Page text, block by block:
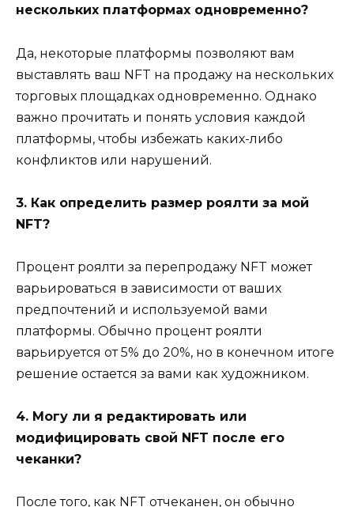
нескольких платформах одновременно?
Да, некоторые платформы позволяют вам
выставлять ваш NFT на продажу на нескольких
торговых площадках одновременно. Однако
важно прочитать и понять условия каждой
платформы, чтобы избежать каких-либо
конфликтов или нарушений.
3. Как определить размер роялти за мой
NFT?
Процент роялти за перепродажу NFT может
варьироваться в зависимости от ваших
предпочтений и используемой вами
платформы. Обычно процент роялти
варьируется от 5% до 20%, но в конечном итоге
решение остается за вами как художником.
4. Могу ли я редактировать или
модифицировать свой NFT после его
чеканки?
После того, как NFT отчеканен, он обычно